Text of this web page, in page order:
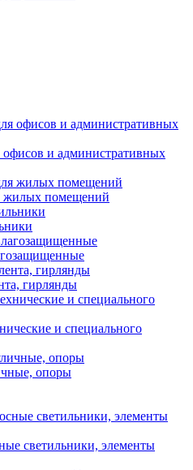
и административных
жилых помещений
гирлянды
и специального
опоры
светильники, элементы